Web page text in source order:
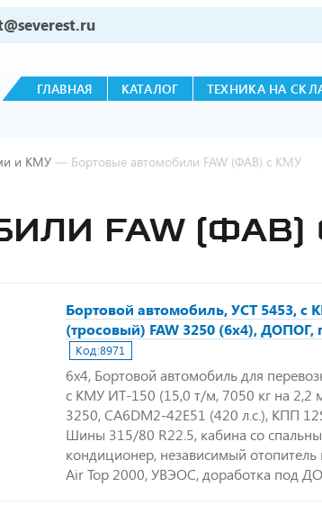
ГЛАВНАЯ КАТАЛОГ ТЕХНИКА НА
и КМУ — Бортовые автомобили FAW (ФАВ) с КМУ
FAW (ФАВ)
Бортовой автомобиль, УСТ 5453, с
(тросовый) FAW 3250 (6х4), ДОПОГ,
Код:8971
6х4, Бортовой автомобиль для
с КМУ ИТ-150 (15,0 т/м, 7050 кг на 2,2
3250, CA6DM2-42E51 (420 л.с.), КПП
Шины 315/80 R22.5, кабина со
кондиционер, независимый
Air Top 2000, УВЭОС, доработка под